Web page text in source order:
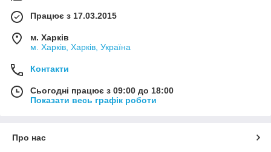
Працює з 17.03.2015
м. Харків
м. Харків, Харків, Україна
Контакти
Сьогодні працює з 09:00 до 18:00
Показати весь графік роботи
Про нас